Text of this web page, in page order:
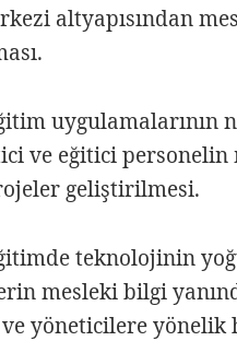
altyapısından
ve eğitici
geliştirilmesi.
teknolojinin
mesleki bilgi
yöneticilere